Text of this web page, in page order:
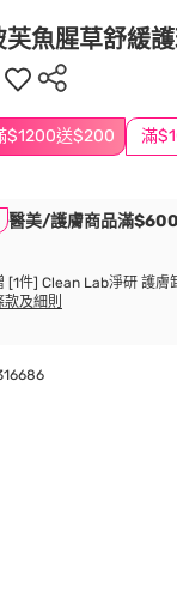
魚腥草舒緩
$1200送$200
醫美/護膚商品滿
[1件] Clean Lab淨研 護
款及細則